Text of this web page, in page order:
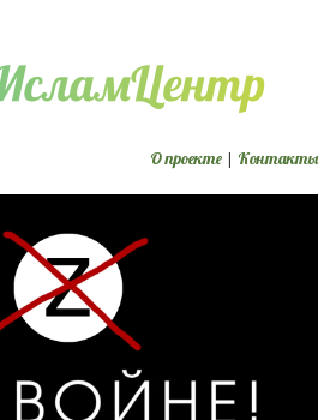
О проекте | Контакты